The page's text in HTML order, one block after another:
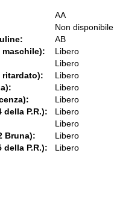
AA
Non disponibile
AB
maschile):
Libero
Libero
ritardato):
Libero
Libero
Libero
della P.R.):
Libero
Libero
Bruna):
Libero
della P.R.):
Libero